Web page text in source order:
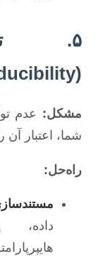
۵.
(Reproducibility)
مشکل: عدم
شما، اعتبار
راه‌حل:
داده،